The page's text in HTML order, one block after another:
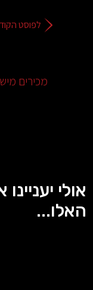
לפוסט
מכירים
אולי
האלו...